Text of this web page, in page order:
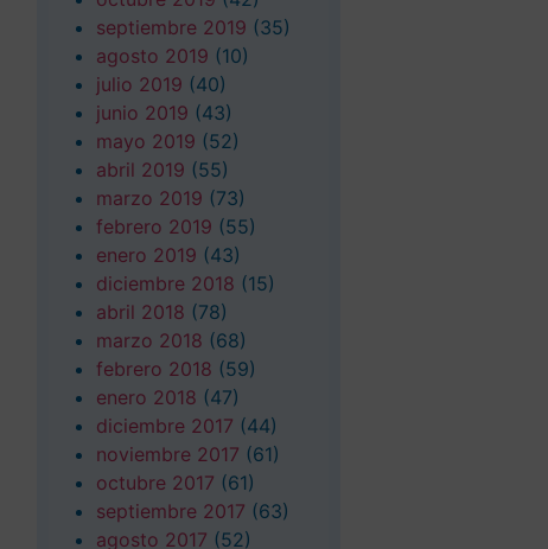
septiembre 2019 (35)
agosto 2019 (10)
julio 2019 (40)
junio 2019 (43)
mayo 2019 (52)
abril 2019 (55)
marzo 2019 (73)
febrero 2019 (55)
enero 2019 (43)
diciembre 2018 (15)
abril 2018 (78)
marzo 2018 (68)
febrero 2018 (59)
enero 2018 (47)
diciembre 2017 (44)
noviembre 2017 (61)
octubre 2017 (61)
septiembre 2017 (63)
agosto 2017 (52)